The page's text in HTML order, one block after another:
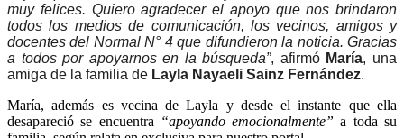
muy felices. Quiero agradecer el apoyo que nos brindaron
todos los medios de comunicación, los vecinos, amigos y
docentes del Normal N° 4 que difundieron la noticia. Gracias
a todos por apoyarnos en la búsqueda”, afirmó María, una
amiga de la familia de Layla Nayaeli Sainz Fernández.
María, además es vecina de Layla y desde el instante que ella
desapareció se encuentra “apoyando emocionalmente” a toda su